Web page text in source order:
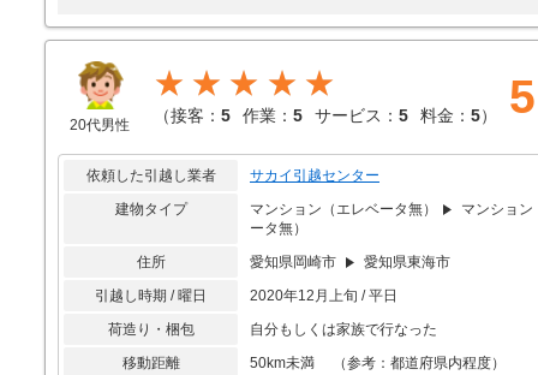
20代男性
★★★★★
（接客： 5 作業： 5 サービス： 5 料金： 5） 5
依頼した引越し業者
サカイ引越センター
建物タイプ
マンション（エレベータ無）
マンション
ータ無）
住所
愛知県岡崎市
愛知県東海市
引越し時期 / 曜日
2020年12月上旬 / 平日
荷造り・梱包
自分もしくは家族で行なった
移動距離
50km未満 （参考：都道府県内程度）